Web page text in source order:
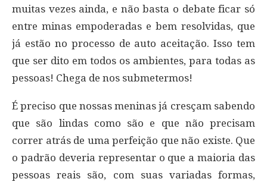
muitas vezes ainda, e não basta o debate ficar só
entre minas empoderadas e bem resolvidas, que
já estão no processo de auto aceitação. Isso tem
que ser dito em todos os ambientes, para todas as
pessoas! Chega de nos submetermos!
É preciso que nossas meninas já cresçam sabendo
que são lindas como são e que não precisam
correr atrás de uma perfeição que não existe. Que
o padrão deveria representar o que a maioria das
pessoas reais são, com suas variadas formas,